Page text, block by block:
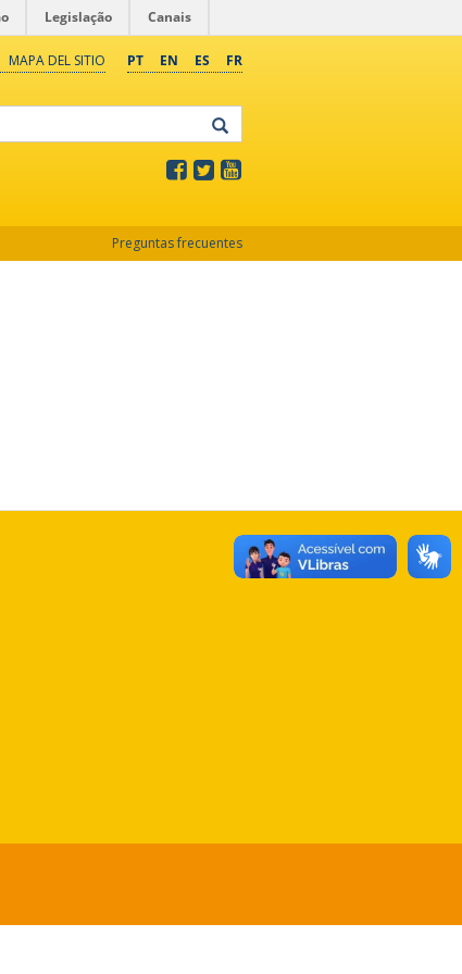
Legislação Canais
PT EN ES FR
MAPA DEL SITIO
Preguntas frecuentes